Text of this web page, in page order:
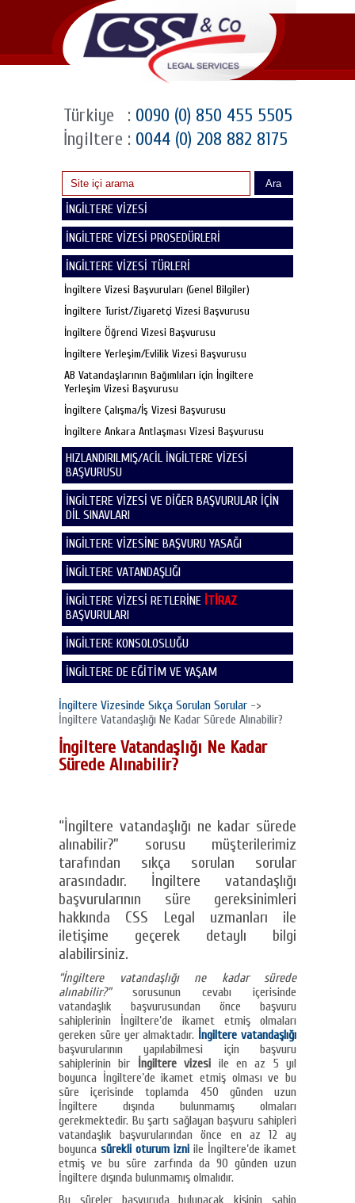
Türkiye : 0090 (0) 850 455 5505
İngiltere : 0044 (0) 208 882 8175
Ara
İNGİLTERE VİZESİ
İNGİLTERE VİZESİ PROSEDÜRLERİ
İNGİLTERE VİZESİ TÜRLERİ
İngiltere Vizesi Başvuruları (Genel Bilgiler)
İngiltere Turist/Ziyaretçi Vizesi Başvurusu
İngiltere Öğrenci Vizesi Başvurusu
İngiltere Yerleşim/Evlilik Vizesi Başvurusu
AB Vatandaşlarının Bağımlıları için İngiltere
Yerleşim Vizesi Başvurusu
İngiltere Çalışma/İş Vizesi Başvurusu
İngiltere Ankara Antlaşması Vizesi Başvurusu
HIZLANDIRILMIŞ/ACİL İNGİLTERE VİZESİ
BAŞVURUSU
İNGİLTERE VİZESİ VE DİĞER BAŞVURULAR İÇİN
DİL SINAVLARI
İNGİLTERE VİZESİNE BAŞVURU YASAĞI
İNGİLTERE VATANDAŞLIĞI
İNGİLTERE VİZESİ RETLERİNE İTİRAZ
BAŞVURULARI
İNGİLTERE KONSOLOSLUĞU
İNGİLTERE DE EĞİTİM VE YAŞAM
İngiltere Vizesinde Sıkça Sorulan Sorular ->
İngiltere Vatandaşlığı Ne Kadar Sürede Alınabilir?
İngiltere Vatandaşlığı Ne Kadar
Sürede Alınabilir?
“İngiltere vatandaşlığı ne kadar sürede
alınabilir?” sorusu müşterilerimiz
tarafından sıkça sorulan sorular
arasındadır. İngiltere vatandaşlığı
başvurularının süre gereksinimleri
hakkında CSS Legal uzmanları ile
iletişime geçerek detaylı bilgi
alabilirsiniz.
“İngiltere vatandaşlığı ne kadar sürede
alınabilir?”sorusunun cevabı içerisinde
vatandaşlık başvurusundan önce başvuru
sahiplerinin İngiltere’de ikamet etmiş olmaları
gereken süre yer almaktadır. İngiltere vatandaşlığı
başvurularının yapılabilmesi için başvuru
sahiplerinin bir
İngiltere vizesi ile en az 5 yıl
boyunca İngiltere’de ikamet etmiş olması ve bu
süre içerisinde toplamda 450 günden uzun
İngiltere dışında bulunmamış olmaları
gerekmektedir. Bu şartı sağlayan başvuru sahipleri
vatandaşlık başvurularından önce en az 12 ay
boyunca sürekli oturum izni ile İngiltere’de ikamet
etmiş ve bu süre zarfında da 90 günden uzun
İngiltere dışında bulunmamış olmalıdır.
Bu süreler başvuruda bulunacak kişinin sahip